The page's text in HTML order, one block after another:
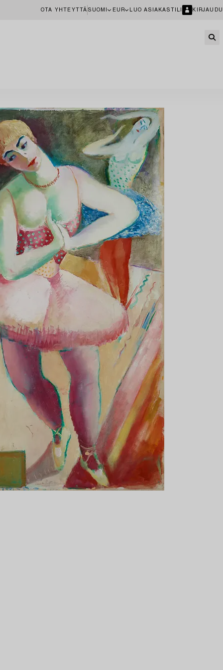
OTA YHTEYTTÄ SUOMI EUR LUO ASIAKASTILI KIRJAUDU